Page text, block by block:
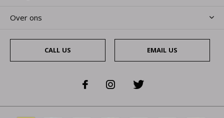
Over ons
CALL US EMAIL US